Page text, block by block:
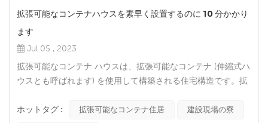
拡張可能なコンテナハウスを素早く設置するのに 10 分かかり
ます
Jul 05 , 2023
拡張可能なコンテナ ハウスは、拡張可能なコンテナ (伸縮式ハ
ウスとも呼ばれます) を使用して構築される住宅構造です。拡
び収縮して​​スペースと使用可能な領域を増やすことができる特
ホットタグ : 拡張可能なコンテナ住居 建設現場の寮